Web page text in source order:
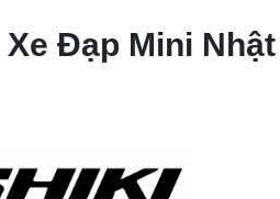
Xe Đạp Mini